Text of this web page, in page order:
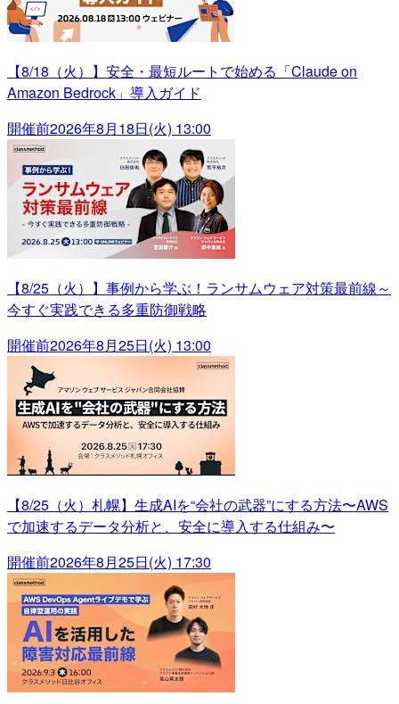
【8/18（火）】安全・最短ルートで始める「Claude on
Amazon Bedrock」導入ガイド
開催前2026年8月18日(火) 13:00
【8/25（火）】事例から学ぶ！ランサムウェア対策最前線～
今すぐ実践できる多重防御戦略
開催前2026年8月25日(火) 13:00
【8/25（火）札幌】生成AIを“会社の武器”にする方法〜AWS
で加速するデータ分析と、安全に導入する仕組み〜
開催前2026年8月25日(火) 17:30